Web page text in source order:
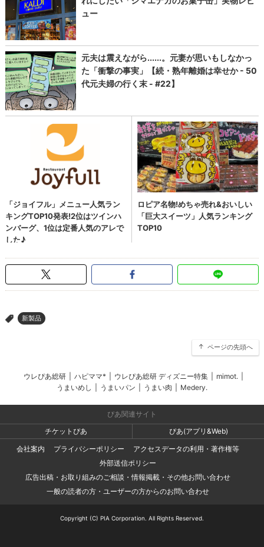
> 新製品
ページの先頭へ
ウレぴあ総研 ハピママ* ウレぴあ総研 ディズニー特集 mimot.
うまいめし
うまいパン うまい肉 Medery.
ぴあ関連サイト
チケットぴあ
ぴあ(アプリ&Web)
会社案内
プライバシーポリシー
アクセスデータの利用・著作権等
外部送信ポリシー
広告出稿・お取り組みのご相談・情報掲載・その他お問い合わせ
一般の読者の方・ユーザーの方からのお問い合わせ
Copyright (C) PIA Corporation. All Rights Reserved.